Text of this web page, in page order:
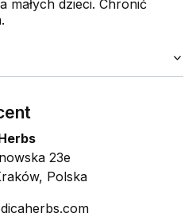
małych dzieci. Chronić
23e
Polska